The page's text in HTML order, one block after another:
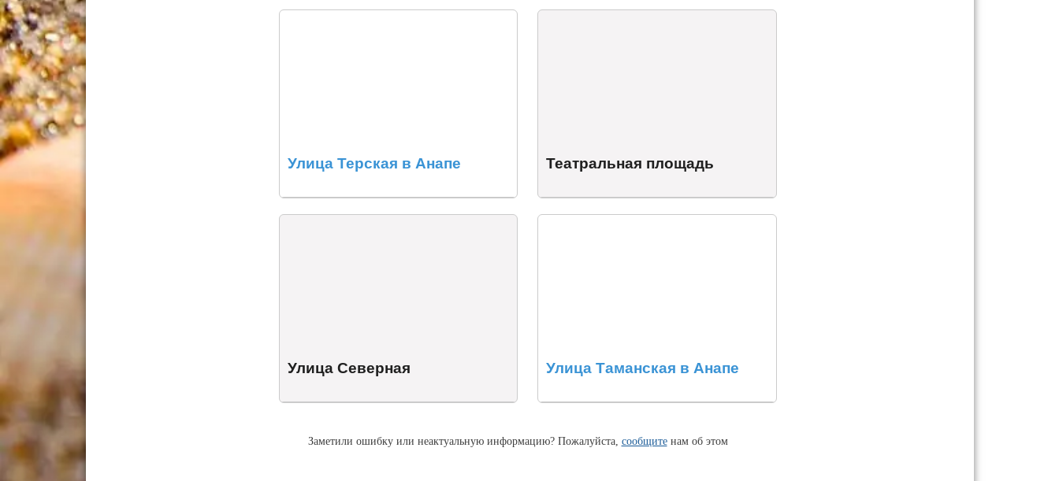
Улица Терская в Анапе Театральная площадь
Улица Северная Улица Таманская в Анапе
Заметили ошибку или неактуальную информацию? Пожалуйста, сообщитенам об этом